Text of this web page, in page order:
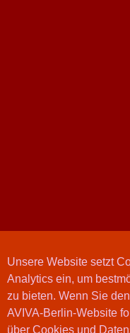
Unsere Website setzt
Analytics ein, um
zu bieten. Wenn Sie
AVIVA-Berlin-Website
über Cookies und